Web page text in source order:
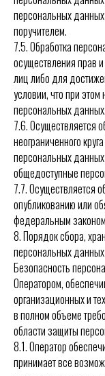
персональных
поручителем.
7.5. Обработка
осуществления прав
лиц либо для
условии, что при
персональных данных.
7.6. Осуществляется
неограниченного
персональных
общедоступные
7.7. Осуществляется
опубликованию или
федеральным
8. Порядок сбора,
персональных данных
Безопасность
Оператором,
организационных и
в полном объеме
области защиты
8.1. Оператор
принимает все